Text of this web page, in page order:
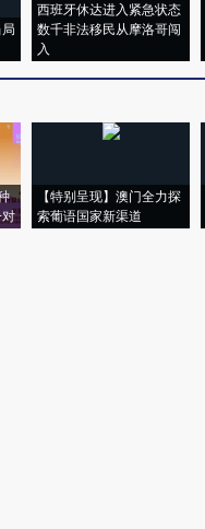
西班牙休达进入紧急状态
数千非法移民从摩洛哥闯
入
对
【特别呈现】澳门全力探
索葡语国家新渠道